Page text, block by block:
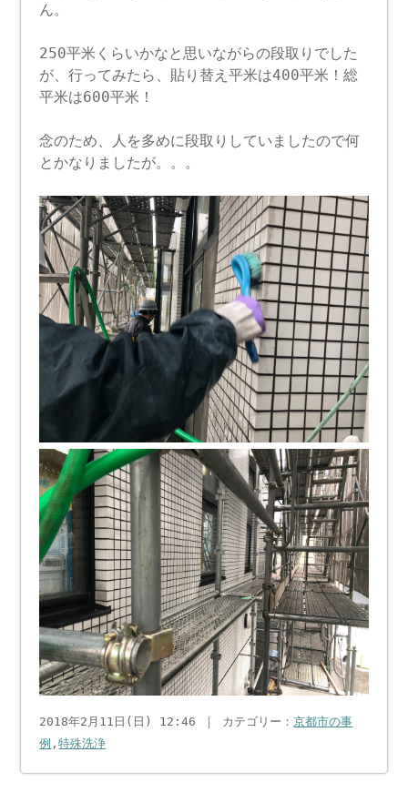
ん。
250平米くらいかなと思いながらの段取りでした
が、行ってみたら、貼り替え平米は400平米！総
平米は600平米！
念のため、人を多めに段取りしていましたので何
とかなりましたが。。。
2018年2月11日(日) 12:46 ｜ カテゴリー：京都市の事
例 ,特殊洗浄